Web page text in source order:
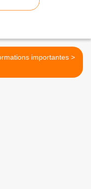
Informations importantes >